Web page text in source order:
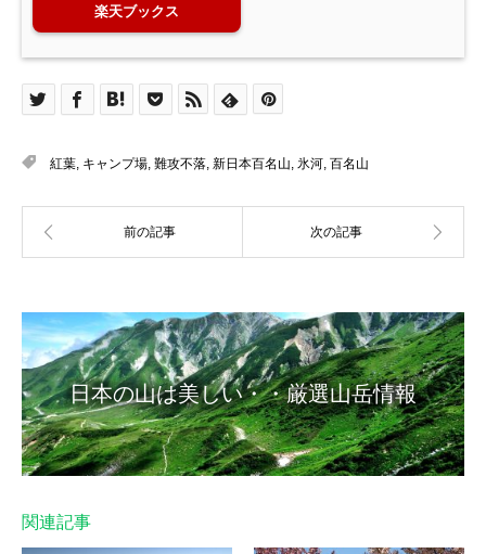
楽天ブックス
紅葉 キャンプ場 難攻不落 新日本百名山 氷河 百名山
日本の山は美しい・・厳選山岳情報
関連記事